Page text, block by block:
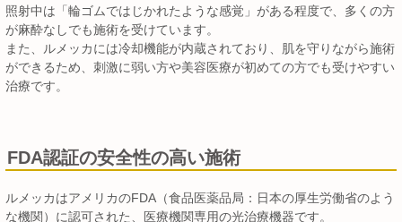
照射中は「輪ゴムではじかれたような感覚」がある程度で、多くの方
が麻酔なしでも施術を受けています。
また、ルメッカには冷却機能が内蔵されており、肌を守りながら施術
ができるため、刺激に弱い方や美容医療が初めての方でも受けやすい
治療です。
FDA認証の安全性の高い施術
ルメッカはアメリカのFDA（食品医薬品局：日本の厚生労働省のよう
な機関）に認可された、医療機関専用の光治療機器です。